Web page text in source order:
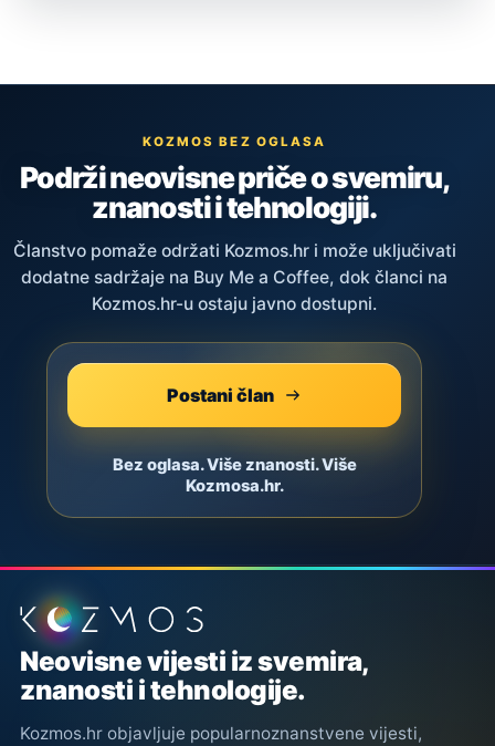
KOZMOS BEZ OGLASA
Podrži neovisne priče o svemiru,
znanosti i tehnologiji.
Članstvo pomaže održati Kozmos.hr i može uključivati
dodatne sadržaje na Buy Me a Coffee, dok članci na
Kozmos.hr-u ostaju javno dostupni.
Postani član
Bez oglasa. Više znanosti. Više
Kozmosa.hr.
Podnožje stranice
Neovisne vijesti iz svemira,
znanosti i tehnologije.
Kozmos.hr objavljuje popularnoznanstvene vijesti,